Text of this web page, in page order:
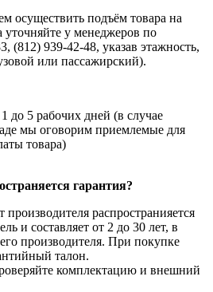
осуществить подъём товара на
у менеджеров по
(812) 939-42-48, указав этажность,
или пассажирский).
до 5 рабочих дней (в случае
мы оговорим приемлемые для
товара)
гарантия?
распространияется
и составляет от 2 до 30 лет, в
производителя. При покупке
талон.
комплектацию и внешний